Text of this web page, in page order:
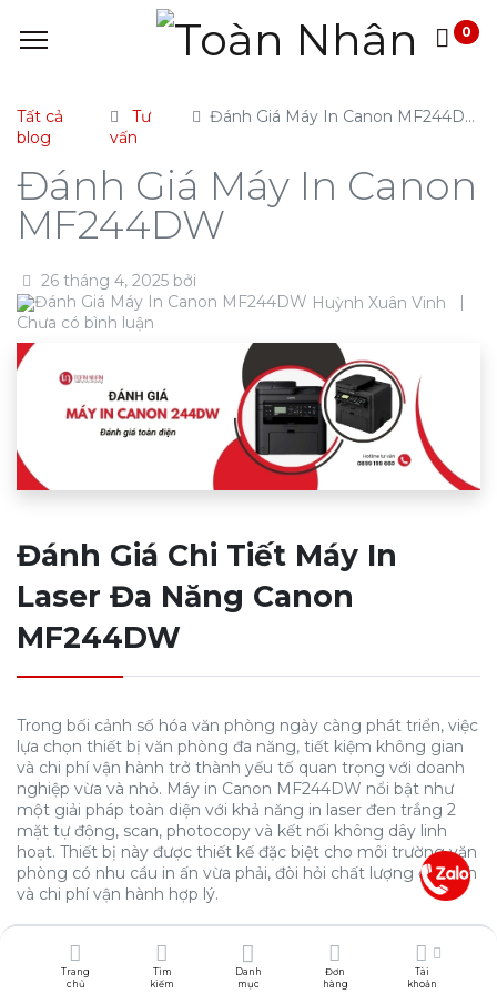
Trang
chủ
Tìm
kiếm
Danh
mục
Đơn
hàng
Tài
khoản
0
Tất cả
blog
Tư
vấn
Đánh Giá Máy In Canon MF244DW
Đánh Giá Máy In Canon
MF244DW
26 tháng 4, 2025 bởi
Huỳnh Xuân Vinh
|
Chưa có bình luận
Đánh Giá Chi Tiết Máy In
Laser Đa Năng Canon
MF244DW
Trong bối cảnh số hóa văn phòng ngày càng phát triển, việc
lựa chọn thiết bị văn phòng đa năng, tiết kiệm không gian
và chi phí vận hành trở thành yếu tố quan trọng với doanh
nghiệp vừa và nhỏ. Máy in Canon MF244DW nổi bật như
một giải pháp toàn diện với khả năng in laser đen trắng 2
mặt tự động, scan, photocopy và kết nối không dây linh
hoạt. Thiết bị này được thiết kế đặc biệt cho môi trường văn
phòng có nhu cầu in ấn vừa phải, đòi hỏi chất lượng ổn định
và chi phí vận hành hợp lý.
Tốc độ in thực tế đạt 22-25 trang/phút